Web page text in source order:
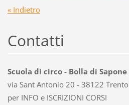
« Indietro
Contatti
Scuola di circo - Bolla di Sapone
via Sant Antonio 20 - 38122 Trento
per INFO e ISCRIZIONI CORSI